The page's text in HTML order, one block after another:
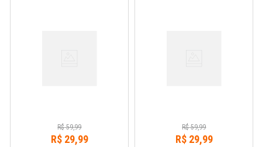
R$ 59,99
R$ 29,99
R$ 59,99
R$ 29,99